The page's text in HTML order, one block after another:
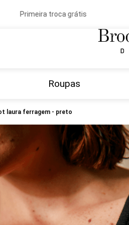
Primeira troca grátis
Roupas
laura ferragem - preto